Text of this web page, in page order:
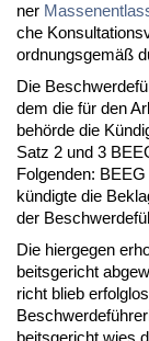
ner
che
ord­nungs­gemäß
Die
dem die für den
behörde die
Satz 2 und 3
Fol­gen­den:
kündig­te die
der
Die hier­ge­gen
beits­ge­richt
richt blieb